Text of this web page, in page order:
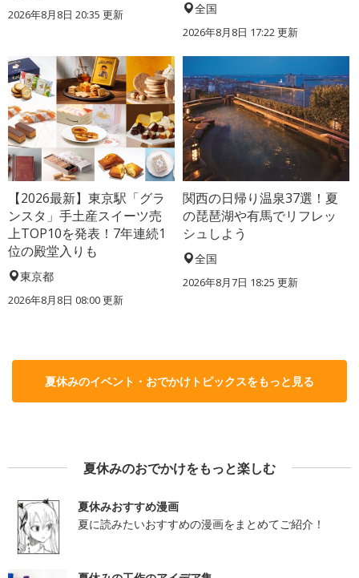
2026年8月8日 20:35 更新 全国
2026年8月8日 17:22更新
【2026最新】東京駅「グラ
ンスタ」手土産スイーツ売
上TOP10を発表！7年連続1
位の殿堂入りも
東京都
2026年8月8日 08:00更新
関西の日帰り温泉37選！夏
の琵琶湖や有馬でリフレッ
シュしよう
全国
2026年8月7日 18:25 更新
夏休みのイベント・おでかけトピックスをもっと見る
夏休みのおでかけをもっと楽しむ
夏休みおすすめ漫画
夏に読みたいおすすめの漫画をまとめてご紹介！